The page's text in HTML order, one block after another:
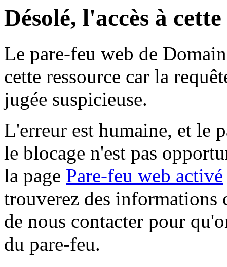
Désolé, l'accès à
Le pare-feu web de
cette ressource car la
jugée suspicieuse.
L'erreur est humaine, et le
le blocage n'est pas
la page Pare-feu web activé
trouverez des informations
de nous contacter pour
du pare-feu.